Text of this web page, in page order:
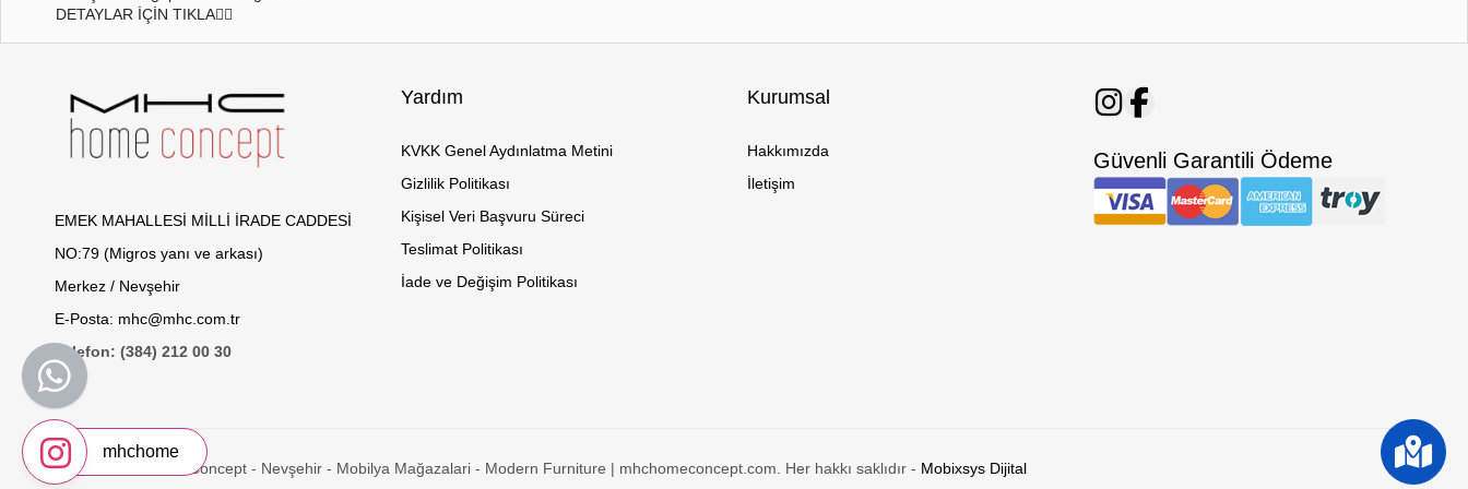
DETAYLAR İÇİN TIKLA👇🏻
EMEK MAHALLESİ MİLLİ İRADE CADDESİ
NO:79 (Migros yanı ve arkası)
Merkez / Nevşehir
E-Posta: mhc@mhc.com.tr
Telefon: (384) 212 00 30
Yardım
KVKK Genel Aydınlatma Metini
Gizlilik Politikası
Kişisel Veri Başvuru Süreci
Teslimat Politikası
İade ve Değişim Politikası
Kurumsal
Hakkımızda
İletişim
Güvenli Garantili Ödeme
© 2026 Mhc Home Concept - Nevşehir - Mobilya Mağazalari - Modern Furniture | mhchomeconcept.com. Her hakkı saklıdır - Mobixsys Dijital
mhchome